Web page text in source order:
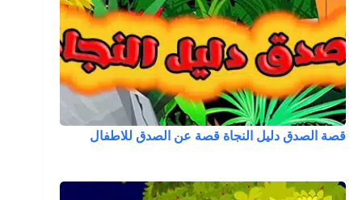
قصة الصدق دليل النجاة قصة عن الصدق للاطفال